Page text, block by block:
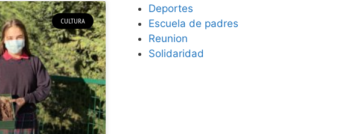
CULTURA
Deportes
Escuela de padres
Reunion
Solidaridad